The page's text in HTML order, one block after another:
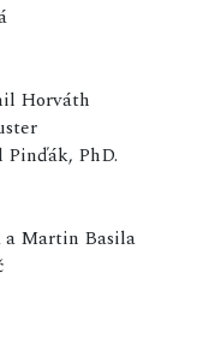
Horváth
PhD.
Martin Basila